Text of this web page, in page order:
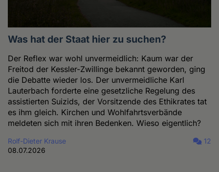
Was hat der Staat hier zu suchen?
Der Reflex war wohl unvermeidlich: Kaum war der
Freitod der Kessler-Zwillinge bekannt geworden, ging
die Debatte wieder los. Der unvermeidliche Karl
Lauterbach forderte eine gesetzliche Regelung des
assistierten Suizids, der Vorsitzende des Ethikrates tat
es ihm gleich. Kirchen und Wohlfahrtsverbände
meldeten sich mit ihren Bedenken. Wieso eigentlich?
Rolf-Dieter Krause
08.07.2026
12